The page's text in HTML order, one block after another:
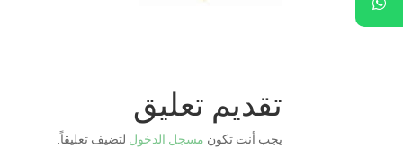
تقديم تعليق
يجب أنت تكون مسجل الدخول لتضيف تعليقاً.